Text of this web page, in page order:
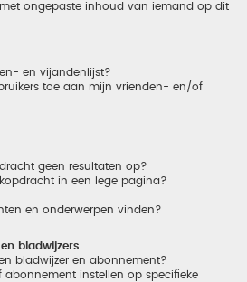
ongepaste inhoud van iemand op dit
en vijandenlijst?
toe aan mijn vrienden- en/of
geen resultaten op?
in een lege pagina?
en onderwerpen vinden?
bladwijzers
bladwijzer en abonnement?
abonnement instellen op specifieke